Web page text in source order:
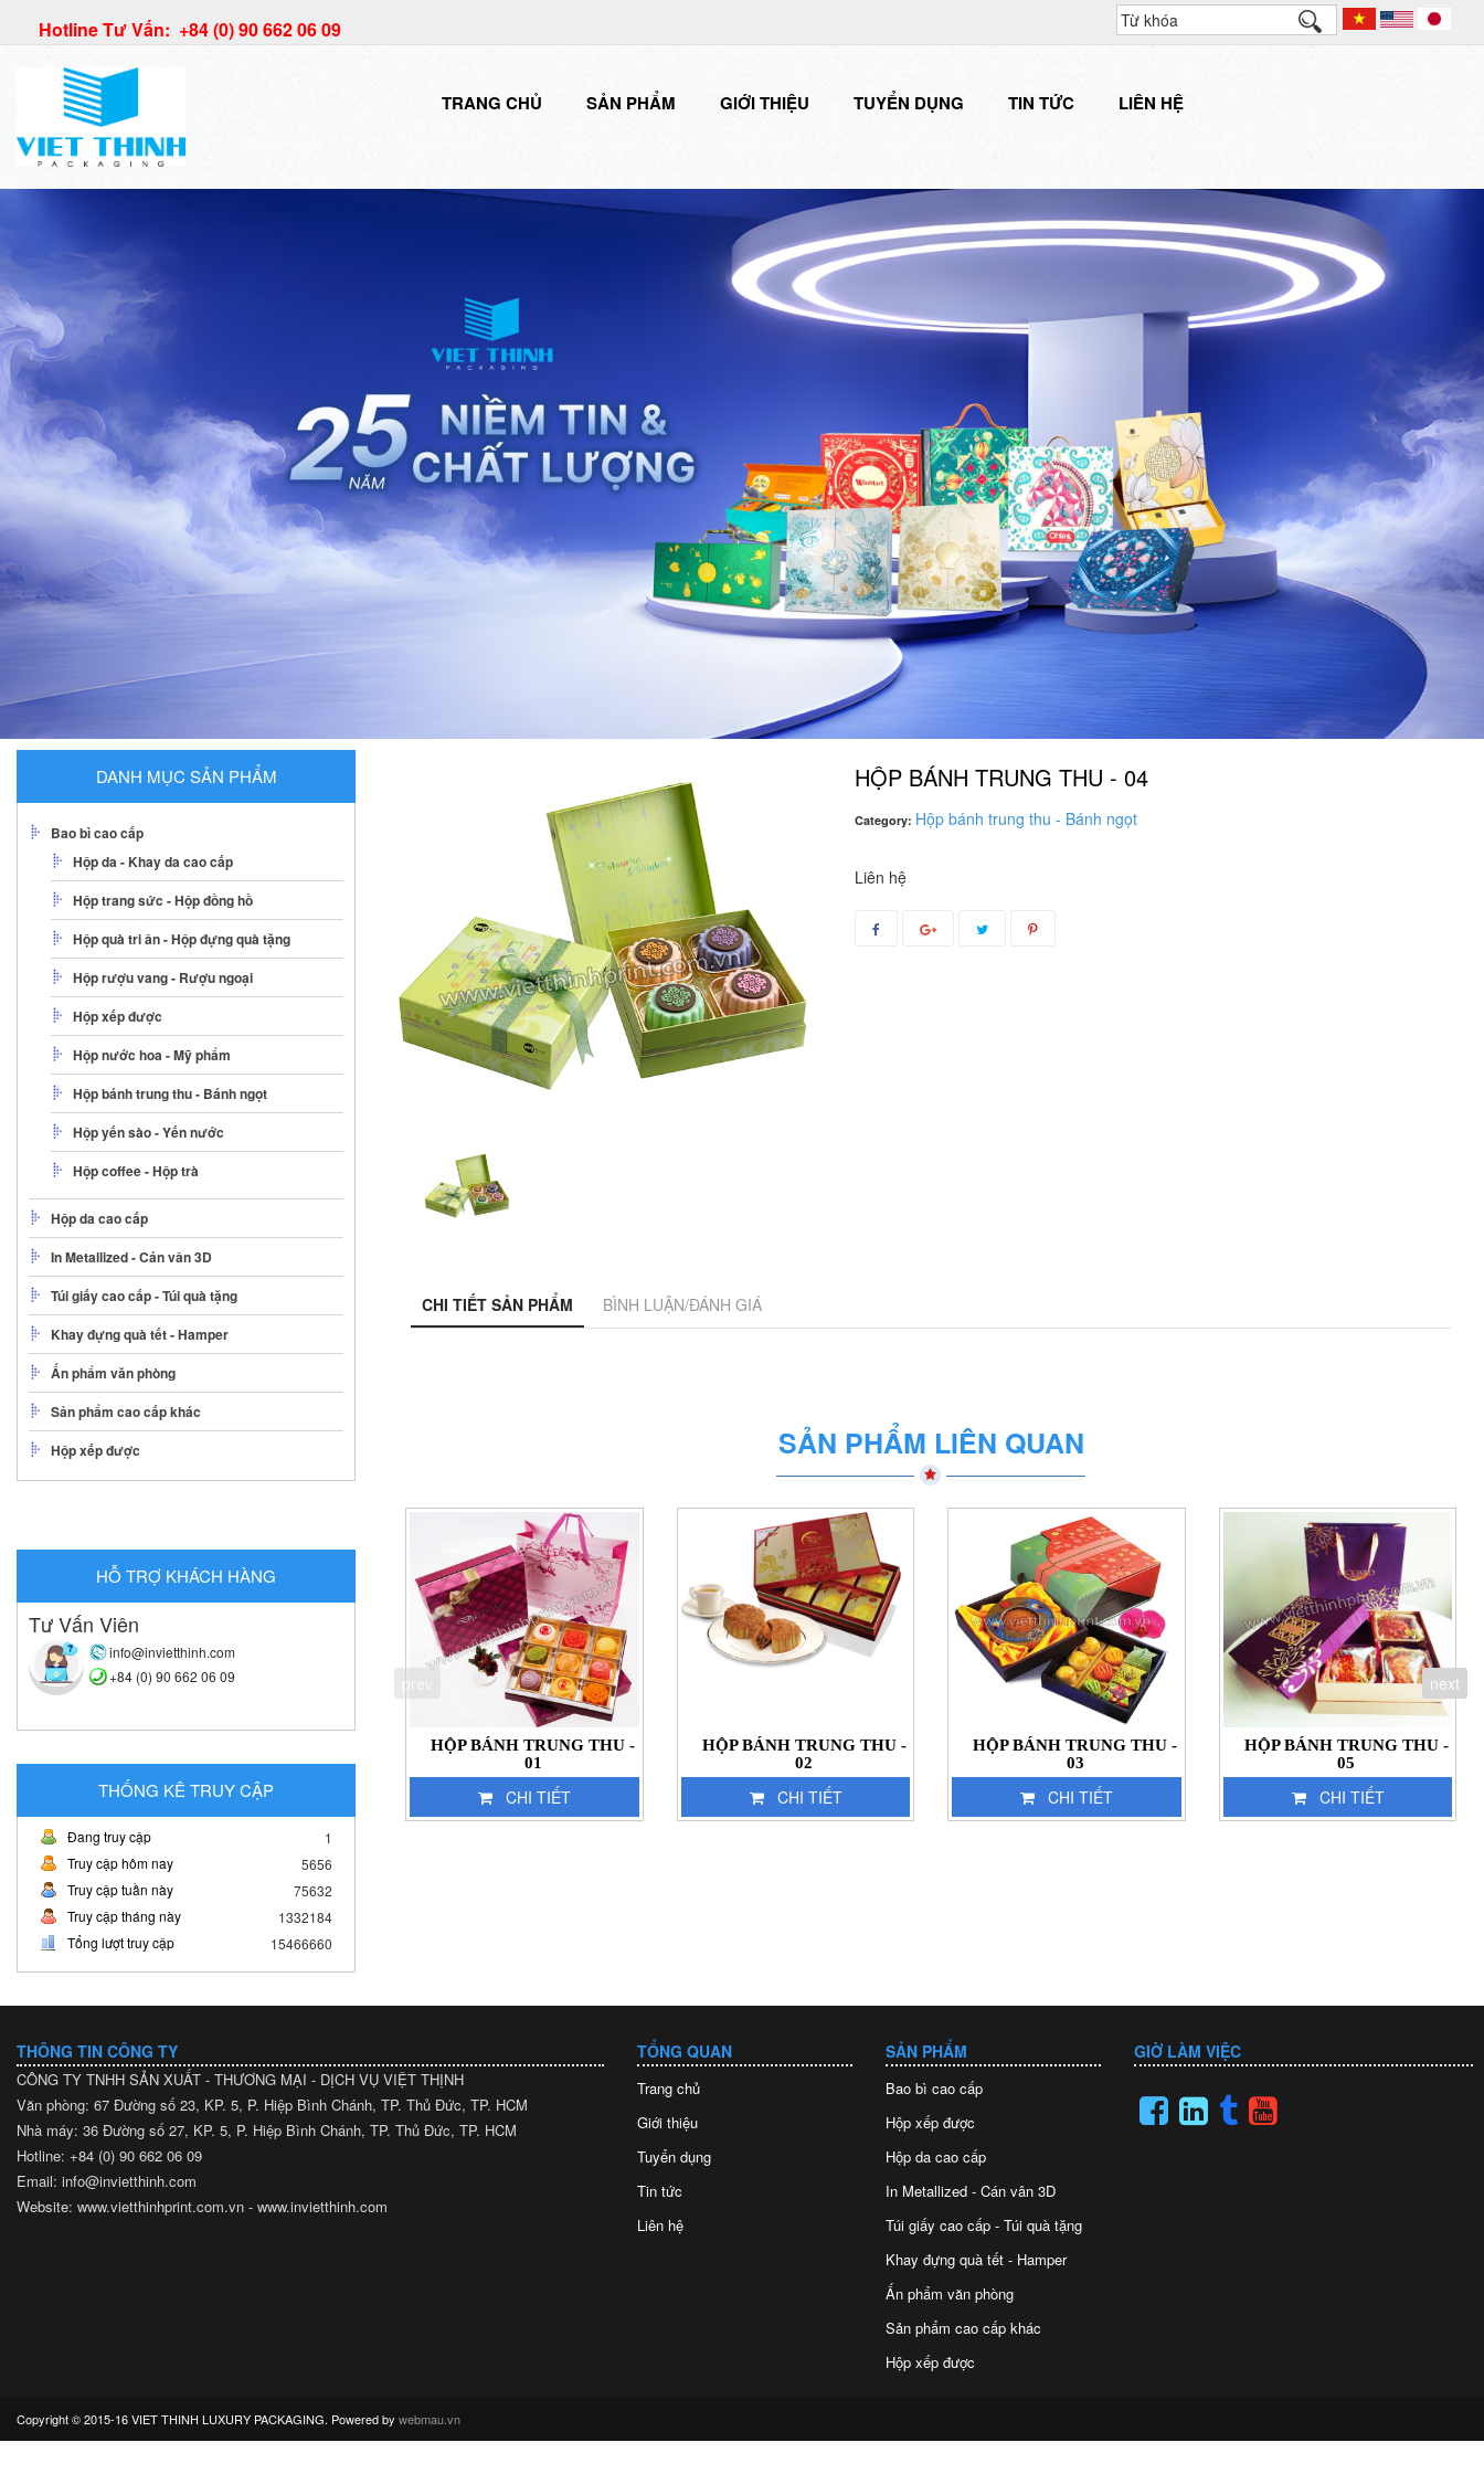
Hotline Tư Vấn: +84 (0) 90 662 06 09
TRANG CHỦ SẢN PHẨM GIỚI THIỆU TUYỂN DỤNG TIN TỨC LIÊN HỆ
DANH MỤC SẢN PHẨM
Bao bì cao cấp
Hộp da - Khay da cao cấp
Hộp trang sức - Hộp đồng hồ
Hộp quà tri ân - Hộp đựng quà tặng
Hộp rượu vang - Rượu ngoại
Hộp xếp được
Hộp nước hoa - Mỹ phẩm
Hộp bánh trung thu - Bánh ngọt
Hộp yến sào - Yến nước
Hộp coffee - Hộp trà
Hộp da cao cấp
In Metallized - Cán vân 3D
Túi giấy cao cấp - Túi quà tặng
Khay đựng quà tết - Hamper
Ấn phẩm văn phòng
Sản phẩm cao cấp khác
Hộp xếp được
HỖ TRỢ KHÁCH HÀNG
Tư Vấn Viên
info@invietthinh.com
+84 (0) 90 662 06 09
THỐNG KÊ TRUY CẬP
Đang truy cập
1
Truy cập hôm nay
5656
Truy cập tuần này
75632
Truy cập tháng này
1332184
Tổng lượt truy cập
15466660
HỘP BÁNH TRUNG THU - 04
Category: Hộp bánh trung thu - Bánh ngọt
Liên hệ
CHI TIẾT SẢN PHẨM BÌNH LUẬN/ĐÁNH GIÁ
SẢN PHẨM LIÊN QUAN
HỘP BÁNH TRUNG THU -
01
CHI TIẾT
HỘP BÁNH TRUNG THU -
02
CHI TIẾT
HỘP BÁNH TRUNG THU -
03
CHI TIẾT
HỘP BÁNH TRUNG THU -
05
CHI TIẾT
next
THÔNG TIN CÔNG TY
CÔNG TY TNHH SẢN XUẤT - THƯƠNG MẠI - DỊCH VỤ VIỆT THỊNH
Văn phòng: 67 Đường số 23, KP. 5, P. Hiệp Bình Chánh, TP. Thủ Đức, TP. HCM
Nhà máy: 36 Đường số 27, KP. 5, P. Hiệp Bình Chánh, TP. Thủ Đức, TP. HCM
Hotline: +84 (0) 90 662 06 09
Email: info@invietthinh.com
Website: www.vietthinhprint.com.vn - www.invietthinh.com
TỔNG QUAN
Trang chủ
Giới thiệu
Tuyển dụng
Tin tức
Liên hệ
SẢN PHẨM
Bao bì cao cấp
Hộp xếp được
Hộp da cao cấp
In Metallized - Cán vân 3D
Túi giấy cao cấp - Túi quà tặng
Khay đựng quà tết - Hamper
Ấn phẩm văn phòng
Sản phẩm cao cấp khác
Hộp xếp được
GIỜ LÀM VIỆC
Copyright © 2015-16 VIET THINH LUXURY PACKAGING. Powered by webmau.vn